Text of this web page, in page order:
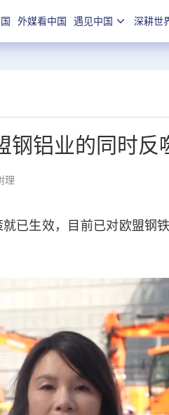
外媒看中国 遇见中国 深耕世
钢铝业的同时反
理
生效，目前已对欧盟钢